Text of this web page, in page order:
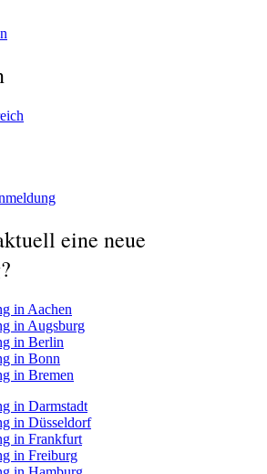
eine neue
in Aachen
in Augsburg
in Berlin
in Bonn
in Bremen
in Darmstadt
in Düsseldorf
in Frankfurt
in Freiburg